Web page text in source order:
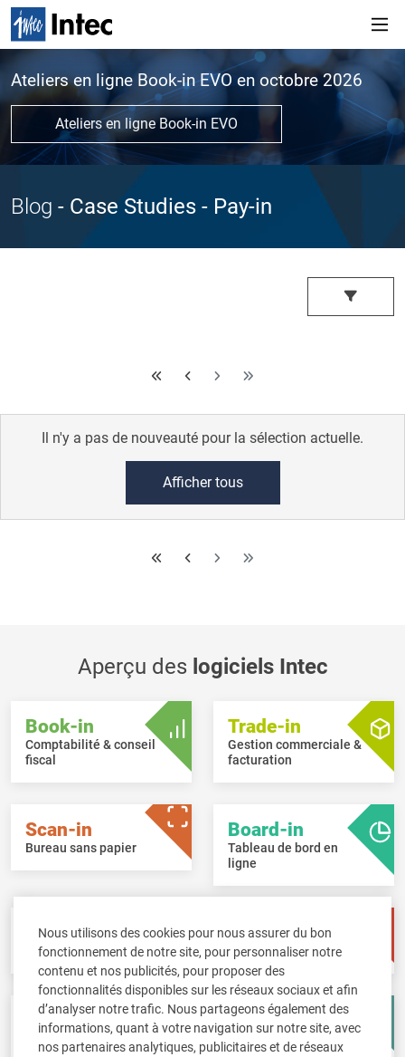
Nous utilisons des cookies pour nous assurer du bon
fonctionnement de notre site, pour personnaliser notre
contenu et nos publicités, pour proposer des
fonctionnalités disponibles sur les réseaux sociaux et afin
d’analyser notre trafic. Nous partageons également des
informations, quant à votre navigation sur notre site, avec
nos partenaires analytiques, publicitaires et de réseaux
Ateliers en ligne Book-in EVO en octobre 2026
Ateliers en ligne Book-in EVO
Blog - Case Studies - Pay-in
Il n'y a pas de nouveauté pour la sélection actuelle.
Afficher tous
Aperçu des logiciels Intec
Book-in
Comptabilité & conseil
fiscal
Trade-in
Gestion commerciale &
facturation
Scan-in
Bureau sans papier
Board-in
Tableau de bord en
ligne
Pay-in
Gestion des salaires
Time-in
Gestion de temps
Fisc-in
Déclarations fiscales
Account-in
Comptes annuels